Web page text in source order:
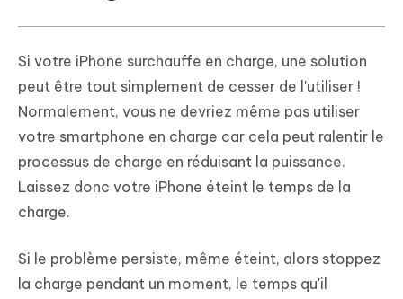
Si votre iPhone surchauffe en charge, une solution
peut être tout simplement de cesser de l'utiliser !
Normalement, vous ne devriez même pas utiliser
votre smartphone en charge car cela peut ralentir le
processus de charge en réduisant la puissance.
Laissez donc votre iPhone éteint le temps de la
charge.
Si le problème persiste, même éteint, alors stoppez
la charge pendant un moment, le temps qu'il